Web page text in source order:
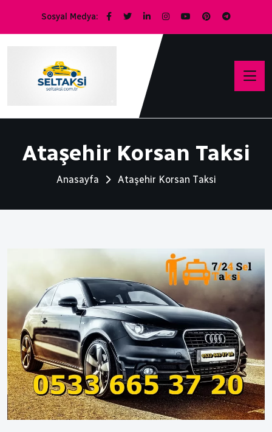
Sosyal Medya:
Ataşehir Korsan Taksi
Anasayfa Ataşehir Korsan Taksi